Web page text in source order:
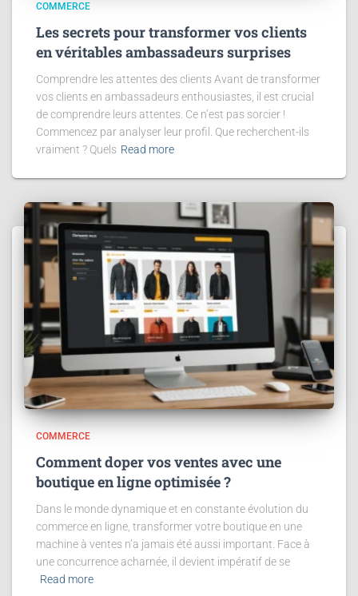
COMMERCE
Les secrets pour transformer vos clients
en véritables ambassadeurs surprises
Comprendre les attentes des clients Avant de transformer
vos clients en ambassadeurs enthousiastes, il est crucial
de comprendre leurs attentes. Ce n’est pas sorcier !
Commencez par analyser leur profil. Que recherchent-ils
vraiment ? Quels Read more
COMMERCE
Comment doper vos ventes avec une
boutique en ligne optimisée ?
Dans le monde dynamique et en constante évolution du
commerce en ligne, transformer votre boutique en une
machine à ventes n’a jamais été aussi important. Face à
une concurrence acharnée, il devient impératif de se
Read more